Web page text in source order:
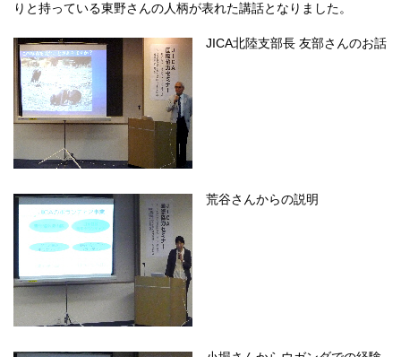
りと持っている東野さんの人柄が表れた講話となりました。
JICA北陸支部長 友部さんのお話
荒谷さんからの説明